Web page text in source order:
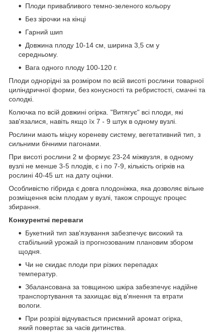
Плоди привабливого темно-зеленого кольору
Без зірочки на кінці
Гарний шип
Довжина плоду 10-14 см, ширина 3,5 см у
середньому.
Вага одного плоду 100-120 г.
Плоди однорідні за розміром по всій висоті рослини товарної
циліндричної форми, без конусності та ребристості, смачні та
солодкі.
Колючка по всій довжині огірка. "Витягує" всі плоди, які
зав'язалися, навіть якщо їх 7 - 9 штук в одному вузлі.
Рослини мають міцну кореневу систему, вегетативний тип, з
сильними бічними пагонами.
При висоті рослини 2 м формує 23-24 міжвузля, в одному
вузлі не менше 3-5 плодів, є і по 7-9, кількість огірків на
рослині 40-45 шт. на дату оцінки.
Особливістю гібрида є довга плодоніжка, яка дозволяє вільне
розміщення всім плодам у вузлі, також спрощує процес
збирання.
Конкурентні переваги
Букетний тип зав'язування забезпечує високий та
стабільний урожай із прогнозованим плановим збором
щодня.
Чи не скидає плоди при різких перепадах
температур.
Збалансована за товщиною шкіра забезпечує надійне
транспортування та захищає від в'янення та втрати
вологи.
При розрізі відчувається приємний аромат огірка,
який повертає за часів дитинства.